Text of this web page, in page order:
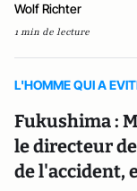
Wolf Richter
1 min de lecture
L'HOMME QUI A
Fukushima :
le directeur
de l'accident,